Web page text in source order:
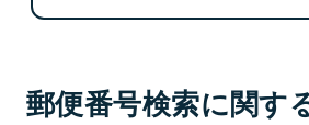
郵便番号検索に関す